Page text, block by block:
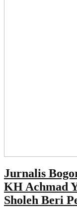
Jurnalis
KH Achmad
Sholeh Beri